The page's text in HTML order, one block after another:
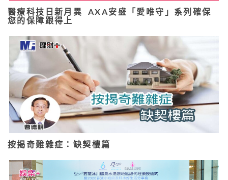
醫療科技日新月異 AXA安盛「愛唯守」系列確保
您的保障跟得上
按揭奇難雜症：缺契樓篇